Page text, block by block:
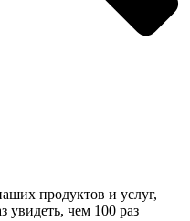
продуктов и услуг,
увидеть, чем 100 раз